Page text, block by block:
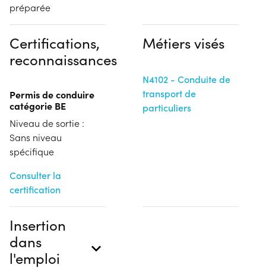
préparée
Certifications,
reconnaissances
Permis de conduire
catégorie BE
Niveau de sortie :
Sans niveau
spécifique
Consulter la
certification
Métiers visés
N4102 - Conduite de
transport de
particuliers
Insertion
dans
l'emploi